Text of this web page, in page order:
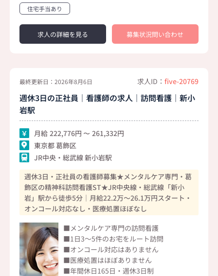
住宅手当あり
求人の詳細を見る 募集状況問い合わせ
最終更新日：2026年8月6日 求人ID： five-20769
週休3日の正社員｜看護師の求人｜訪問看護｜新小
岩駅
月給 222,776
261,332
東京都 葛飾区
JR中央・総武線 新小岩駅
週休3日・正社員の看護師募集★メンタルケア専門・葛
飾区の精神科訪問看護ST★JR中央線・総武線「新小
岩」駅から徒歩5分｜月給22.2万～26.1万円スタート・
オンコール対応なし・医療処置ほぼなし
■メンタルケア専門の訪問看護
■1日3～5件のお宅をルート訪問
■オンコール対応はありません
■医療処置はほぼありません
■年間休日165日・週休3日制